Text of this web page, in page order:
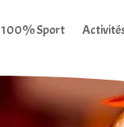
100% Sport